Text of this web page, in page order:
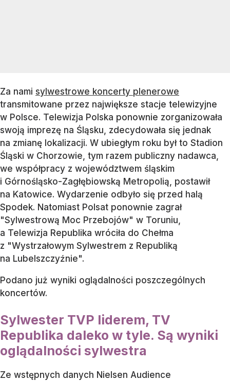
Za nami sylwestrowe koncerty plenerowe
transmitowane przez największe stacje telewizyjne
w Polsce. Telewizja Polska ponownie zorganizowała
swoją imprezę na Śląsku, zdecydowała się jednak
na zmianę lokalizacji. W ubiegłym roku był to Stadion
Śląski w Chorzowie, tym razem publiczny nadawca,
we współpracy z województwem śląskim
i Górnośląsko-Zagłębiowską Metropolią, postawił
na Katowice. Wydarzenie odbyło się przed halą
Spodek. Natomiast Polsat ponownie zagrał
"Sylwestrową Moc Przebojów" w Toruniu,
a Telewizja Republika wróciła do Chełma
z "Wystrzałowym Sylwestrem z Republiką
na Lubelszczyźnie".
Podano już wyniki oglądalności poszczególnych
koncertów.
Sylwester TVP liderem, TV
Republika daleko w tyle. Są wyniki
oglądalności sylwestra
Ze wstępnych danych Nielsen Audience